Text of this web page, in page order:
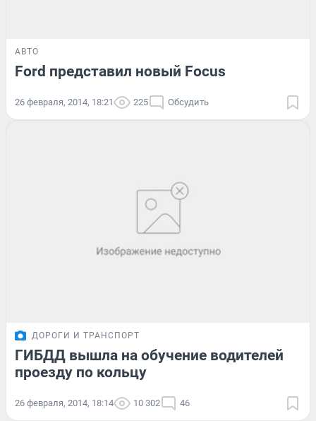
АВТО
Ford представил новый Focus
26 февраля, 2014, 18:21 225 Обсудить
ДОРОГИ И ТРАНСПОРТ
ГИБДД вышла на обучение водителей
проезду по кольцу
26 февраля, 2014, 18:14 10 302 46